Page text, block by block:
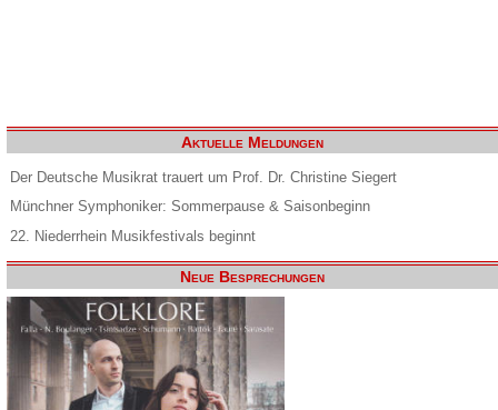
Aktuelle Meldungen
Der Deutsche Musikrat trauert um Prof. Dr. Christine Siegert
Münchner Symphoniker: Sommerpause & Saisonbeginn
22. Niederrhein Musikfestivals beginnt
Neue Besprechungen